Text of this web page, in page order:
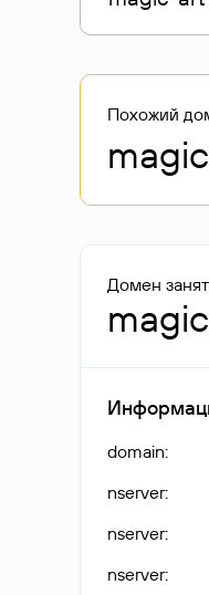
Похожий
Домен занят
domain:
nserver:
nserver:
nserver: